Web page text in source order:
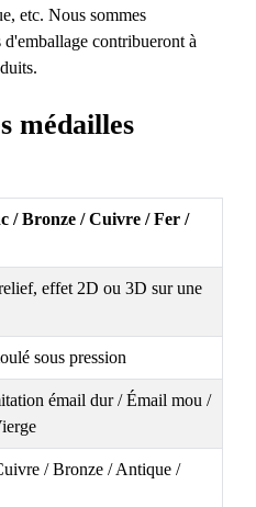
etc. Nous sommes
contribueront à
médailles
/ Bronze / Cuivre / Fer /
effet 2D ou 3D sur une
sous pression
émail dur / Émail mou /
/ Bronze / Antique /